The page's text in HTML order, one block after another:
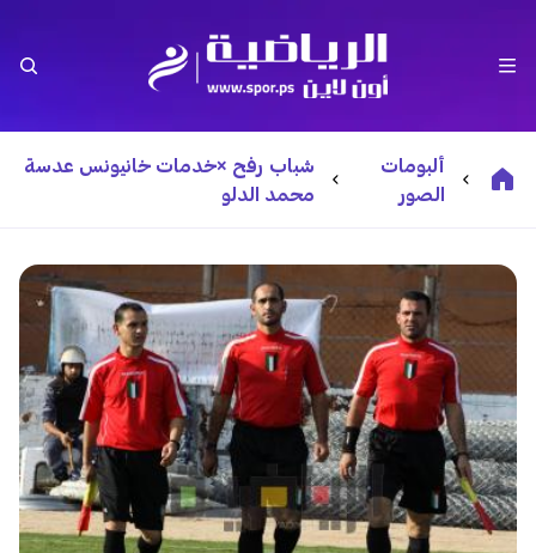
ألبومات
الصور
شباب رفح ×خدمات خانيونس عدسة
محمد الدلو